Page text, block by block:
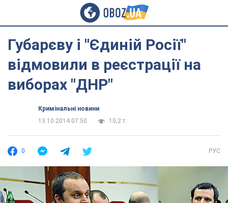
Губарєву і "Єдиній Росії"
відмовили в реєстрації на
виборах "ДНР"
Кримінальні новини
13.10.2014 07:50
10,2 т.
0 РУС